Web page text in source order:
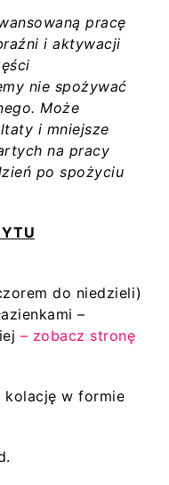
pracę
i aktywacji
nie spożywać
Może
i mniejsze
na pracy
po spożyciu
do niedzieli)
–
– zobacz stronę
kolację w formie